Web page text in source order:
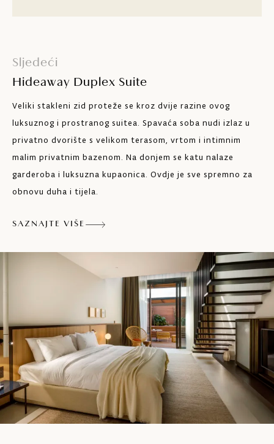
krevetom, a druga s dva odvojena ili
povezana kreveta
Maksimalno četiri osobe
Sljedeći
Hideaway Duplex Suite
Veliki stakleni zid proteže se kroz dvije razine ovog
luksuznog i prostranog suitea. Spavaća soba nudi izlaz u
privatno dvorište s velikom terasom, vrtom i intimnim
malim privatnim bazenom. Na donjem se katu nalaze
garderoba i luksuzna kupaonica. Ovdje je sve spremno za
obnovu duha i tijela.
SAZNAJTE VIŠE